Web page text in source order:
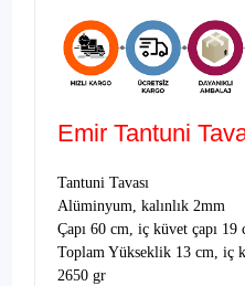
Emir Tantuni
Tantuni Tavası
Alüminyum, kalınlık 2mm
Çapı 60 cm, iç küvet çapı 19
Toplam Yükseklik 13 cm, iç
2650 gr